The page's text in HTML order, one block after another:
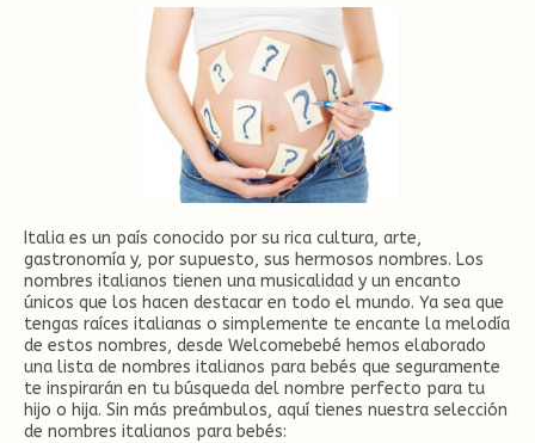
Italia es un país conocido por su rica cultura, arte,
gastronomía y, por supuesto, sus hermosos nombres. Los
nombres italianos tienen una musicalidad y un encanto
únicos que los hacen destacar en todo el mundo. Ya sea que
tengas raíces italianas o simplemente te encante la melodía
de estos nombres, desde Welcomebebé hemos elaborado
una lista de nombres italianos para bebés que seguramente
te inspirarán en tu búsqueda del nombre perfecto para tu
hijo o hija. Sin más preámbulos, aquí tienes nuestra selección
de nombres italianos para bebés: